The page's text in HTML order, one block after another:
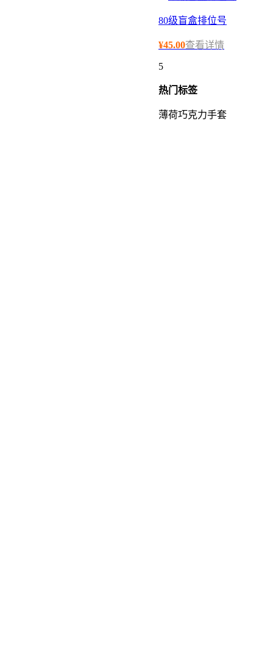
80级盲盒排位号
¥45.00查看详情
5
热门 标签
薄荷巧克力手套